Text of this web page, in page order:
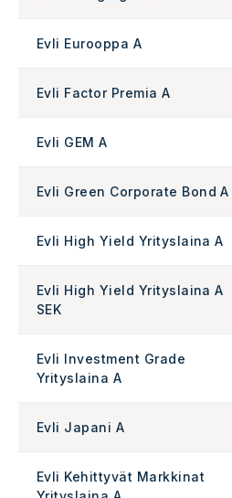
Evli Eurooppa A
Evli Factor Premia A
Evli GEM A
Evli Green Corporate Bond A
Evli High Yield Yrityslaina A
Evli High Yield Yrityslaina A
SEK
Evli Investment Grade
Yrityslaina A
Evli Japani A
Evli Kehittyvät Markkinat